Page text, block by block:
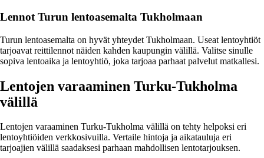
Lennot Turun lentoasemalta Tukholmaan
Turun lentoasemalta on hyvät yhteydet Tukholmaan. Useat lentoyhtiöt
tarjoavat reittilennot näiden kahden kaupungin välillä. Valitse sinulle
sopiva lentoaika ja lentoyhtiö, joka tarjoaa parhaat palvelut matkallesi.
Lentojen varaaminen Turku-Tukholma
välillä
Lentojen varaaminen Turku-Tukholma välillä on tehty helpoksi eri
lentoyhtiöiden verkkosivuilla. Vertaile hintoja ja aikatauluja eri
tarjoajien välillä saadaksesi parhaan mahdollisen lentotarjouksen.